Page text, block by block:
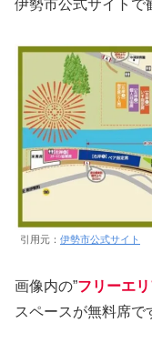
伊勢市公式サイトで
引用元： 伊勢市公式サイト
画像内の”フリーエ
スペースが無料席で